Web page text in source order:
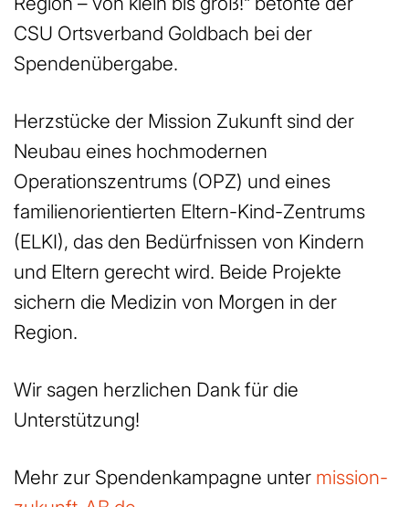
CSU Ortsverband Goldbach bei der
Spendenübergabe.
Herzstücke der Mission Zukunft sind der
Neubau eines hochmodernen
Operationszentrums (OPZ) und eines
familienorientierten Eltern-Kind-Zentrums
(ELKI), das den Bedürfnissen von Kindern
und Eltern gerecht wird. Beide Projekte
sichern die Medizin von Morgen in der
Region.
Wir sagen herzlichen Dank für die
Unterstützung!
Mehr zur Spendenkampagne unter mission-